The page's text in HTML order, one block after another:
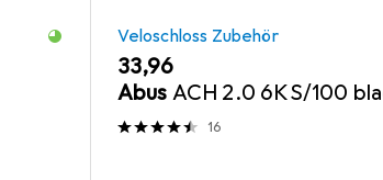
Veloschloss Zubehör
EUR
33,96
Abus ACH 2.0 6KS/100
16